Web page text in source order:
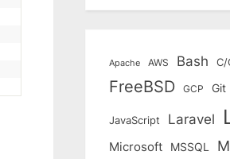
Apache AWS Bash C/
FreeBSD GCP Git
JavaScript Laravel
Microsoft MSSQL